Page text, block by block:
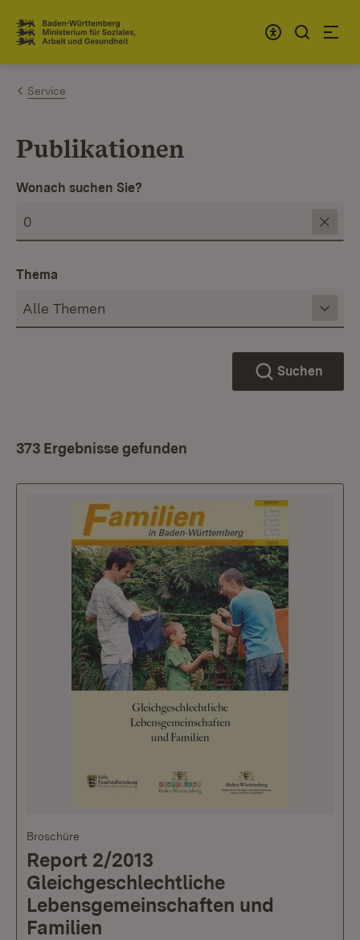
Zum Inhalt springen
Link zur Startseite
Service
Publikationen
Wonach suchen Sie?
Thema
Suchen
373 Ergebnisse gefunden
Broschüre
Report 2/2013
Gleichgeschlechtliche
Lebensgemeinschaften und
Familien